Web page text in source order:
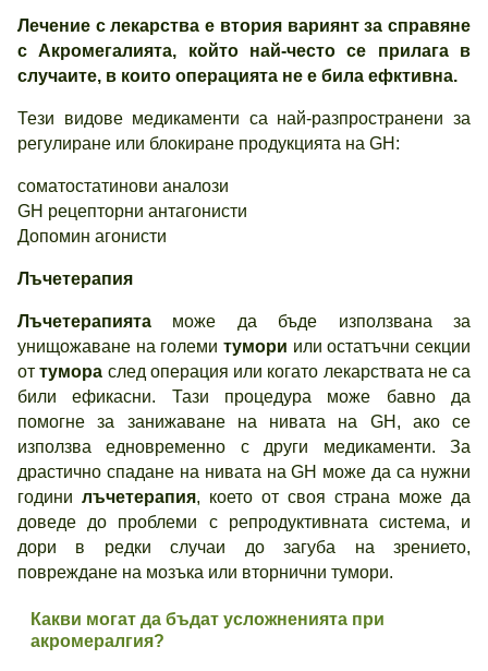
Лечение с лекарства е втория вариянт за справяне
с Акромегалията, който най-често се прилага в
случаите, в които операцията не е била ефктивна.
Тези видове медикаменти са най-разпространени за
регулиране или блокиране продукцията на GH:
соматостатинови аналози
GH рецепторни антагонисти
Допомин агонисти
Лъчетерапия
Лъчетерапията може да бъде използвана за
унищожаване на големи тумори или остатъчни секции
оттумора след операция или когато лекарствата не са
били ефикасни. Тази процедура може бавно да
помогне за занижаване на нивата на GH, ако се
използва едновременно с други медикаменти. За
драстично спадане на нивата на GH може да са нужни
години лъчетерапия, което от своя страна може да
доведе до проблеми с репродуктивната система, и
дори в редки случаи до загуба на зрението,
повреждане на мозъка или вторнични тумори.
Какви могат да бъдат усложненията при
акромералгия?